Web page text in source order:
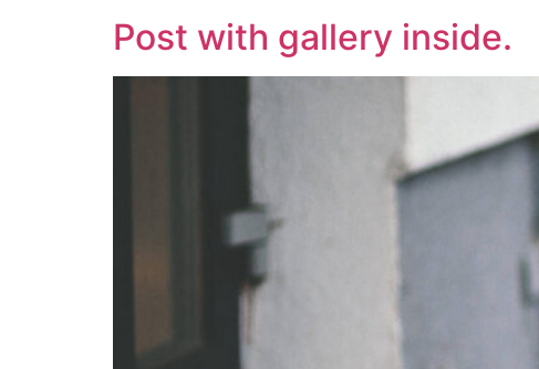
Post with gallery inside.